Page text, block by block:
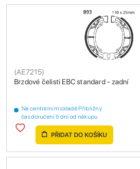
Brzdové čelisti EBC standard - zadní
(AE7215)
Na centrálním skladě Přibližný
čas doručení 9 dní od nákupu
PŘIDAT DO KOŠÍKU